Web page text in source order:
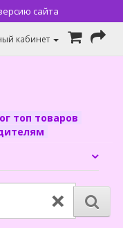
сайта
кабинет
топ товаров
×